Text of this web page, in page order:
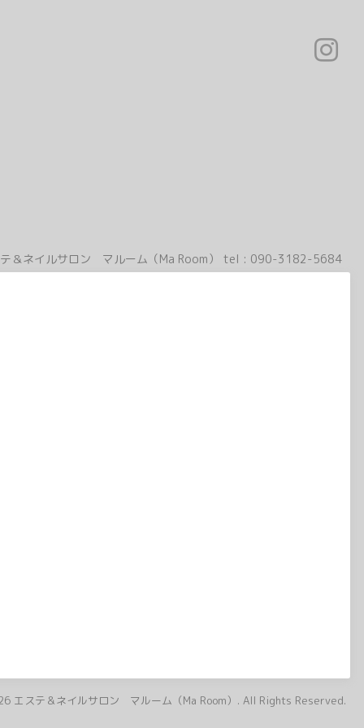
＆ネイルサロン マルーム（Ma Room） tel : 090-3182-5684
エステ＆ネイルサロン マルーム（Ma Room） . All Rights Reserved.